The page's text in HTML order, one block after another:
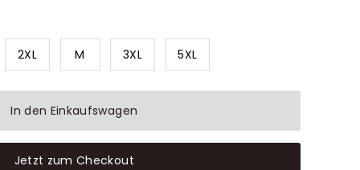
2XL M 3XL 5XL
In den Einkaufswagen
Jetzt zum Checkout